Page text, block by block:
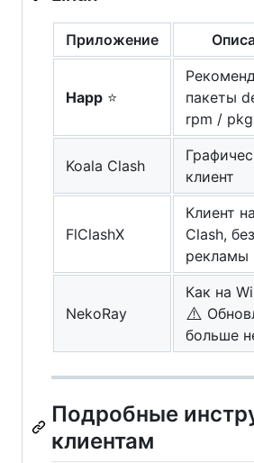
Приложение
Happ ⭐
пакеты
rpm / pkg
Koala Clash
клиент
FlClashX
Клиент
Clash, без
рекламы
NekoRay
Как на
⚠️
больше
Подробные
клиентам